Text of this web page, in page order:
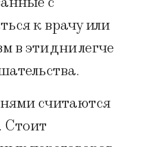
к врачу или
в эти дни легче
считаются
Стоит